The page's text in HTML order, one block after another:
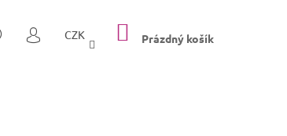
HLEDAT
PŘIHLÁŠENÍ
CZK NÁKUPNÍ
KOŠÍK
Prázdný košík